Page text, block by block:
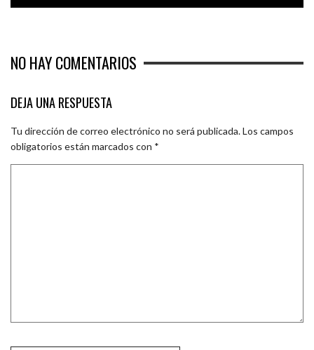
NO HAY COMENTARIOS
DEJA UNA RESPUESTA
Tu dirección de correo electrónico no será publicada.Los campos
obligatorios están marcados con *